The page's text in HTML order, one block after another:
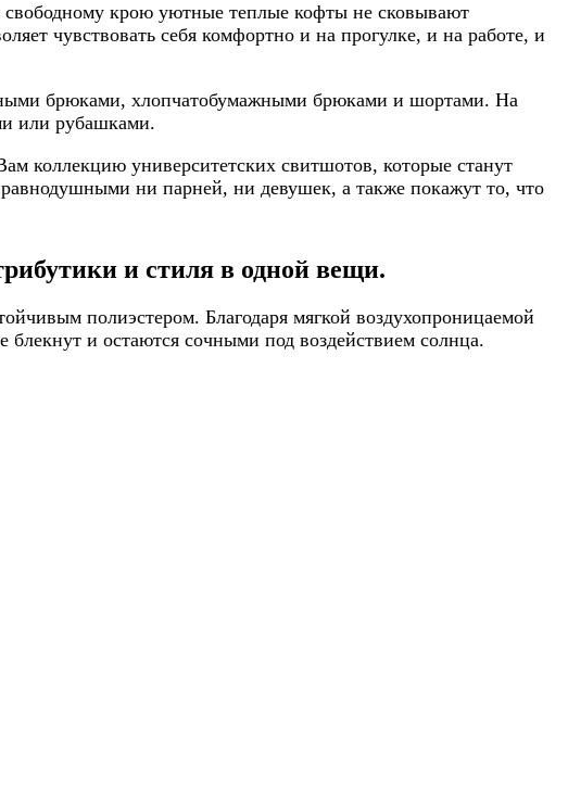
крою уютные теплые кофты не сковывают
чувствовать себя комфортно и на прогулке, и на работе, и
брюками, хлопчатобумажными брюками и шортами. На
или рубашками.
коллекцию университетских свитшотов, которые станут
ни парней, ни девушек, а также покажут то, что
и стиля в одной вещи.
полиэстером. Благодаря мягкой воздухопроницаемой
блекнут и остаются сочными под воздействием солнца.